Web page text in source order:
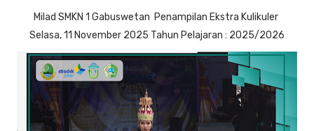
Milad SMKN 1 Gabuswetan Penampilan Ekstra Kulikuler
Selasa, 11 November 2025 Tahun Pelajaran : 2025/2026